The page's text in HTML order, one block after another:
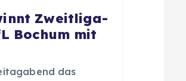
Zweitliga-
Bochum mit
das